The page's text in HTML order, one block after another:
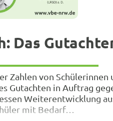
Das
Zahlen von
Gutachten in Auftrag
Weiterentwicklung
mit Bedarf…